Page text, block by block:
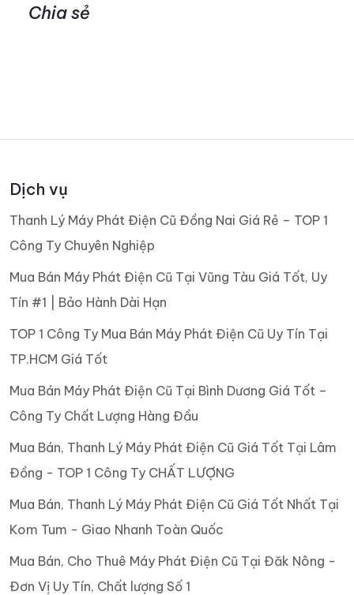
Chia sẻ
Dịch vụ
Thanh Lý Máy Phát Điện Cũ Đồng Nai Giá Rẻ – TOP 1
Công Ty Chuyên Nghiệp
Mua Bán Máy Phát Điện Cũ Tại Vũng Tàu Giá Tốt, Uy
Tín #1 | Bảo Hành Dài Hạn
TOP 1 Công Ty Mua Bán Máy Phát Điện Cũ Uy Tín Tại
TP.HCM Giá Tốt
Mua Bán Máy Phát Điện Cũ Tại Bình Dương Giá Tốt –
Công Ty Chất Lượng Hàng Đầu
Mua Bán, Thanh Lý Máy Phát Điện Cũ Giá Tốt Tại Lâm
Đồng - TOP 1 Công Ty CHẤT LƯỢNG
Mua Bán, Thanh Lý Máy Phát Điện Cũ Giá Tốt Nhất Tại
Kom Tum - Giao Nhanh Toàn Quốc
Mua Bán, Cho Thuê Máy Phát Điện Cũ Tại Đăk Nông -
Đơn Vị Uy Tín, Chất lượng Số 1